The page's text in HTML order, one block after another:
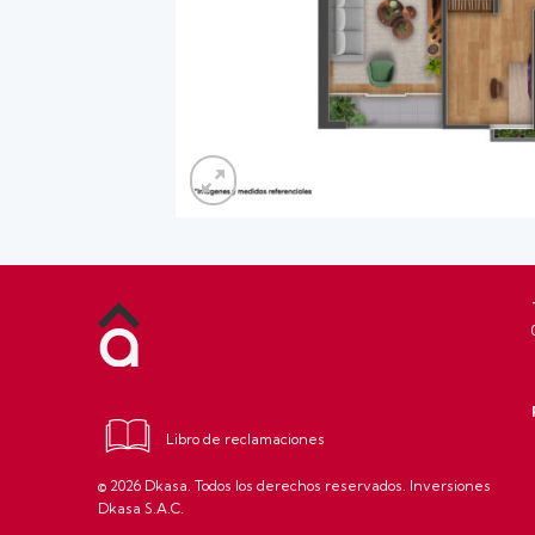
Libro de reclamaciones
© 2026 Dkasa. Todos los derechos reservados. Inversiones
Dkasa S.A.C.